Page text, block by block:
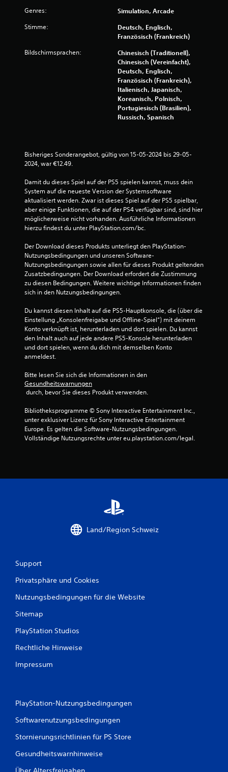
n
5
t
r
e
n
u
s
2
5
7
w
e
Genres: Simulation, Arcade
Stimme:
Deutsch, Englisch,
Französisch (Frankreich)
Bildschirmsprachen:
Chinesisch (Traditionell),
Chinesisch (Vereinfacht),
Deutsch, Englisch,
Französisch (Frankreich),
Italienisch, Japanisch,
Koreanisch, Polnisch,
Portugiesisch (Brasilien),
Russisch, Spanisch
Bisheriges Sonderangebot, gültig von 15-05-2024 bis 29-05-
2024, war €12.49.
Damit du dieses Spiel auf der PS5 spielen kannst, muss dein
System auf die neueste Version der Systemsoftware
aktualisiert werden. Zwar ist dieses Spiel auf der PS5 spielbar,
aber einige Funktionen, die auf der PS4 verfügbar sind, sind hier
möglicherweise nicht vorhanden. Ausführliche Informationen
hierzu findest du unter PlayStation.com/bc.
Der Download dieses Produkts unterliegt den PlayStation-
Nutzungsbedingungen und unseren Software-
Nutzungsbedingungen sowie allen für dieses Produkt geltenden
Zusatzbedingungen. Der Download erfordert die Zustimmung
zu diesen Bedingungen. Weitere wichtige Informationen finden
sich in den Nutzungsbedingungen.
Du kannst diesen Inhalt auf die PS5-Hauptkonsole, die (über die
Einstellung „Konsolenfreigabe und Offline-Spiel“) mit deinem
Konto verknüpft ist, herunterladen und dort spielen. Du kannst
den Inhalt auch auf jede andere PS5-Konsole herunterladen
und dort spielen, wenn du dich mit demselben Konto
anmeldest.
Bitte lesen Sie sich die Informationen in den
Gesundheitswarnungen
durch, bevor Sie dieses Produkt verwenden.
Bibliotheksprogramme © Sony Interactive Entertainment Inc.,
unter exklusiver Lizenz für Sony Interactive Entertainment
Europe. Es gelten die Software-Nutzungsbedingungen.
Vollständige Nutzungsrechte unter eu.playstation.com/legal.
Land/Region Schweiz
Support
Privatsphäre und Cookies
Nutzungsbedingungen für die Website
Sitemap
PlayStation Studios
Rechtliche Hinweise
Impressum
PlayStation-Nutzungsbedingungen
Softwarenutzungsbedingungen
Stornierungsrichtlinien für PS Store
Gesundheitswarnhinweise